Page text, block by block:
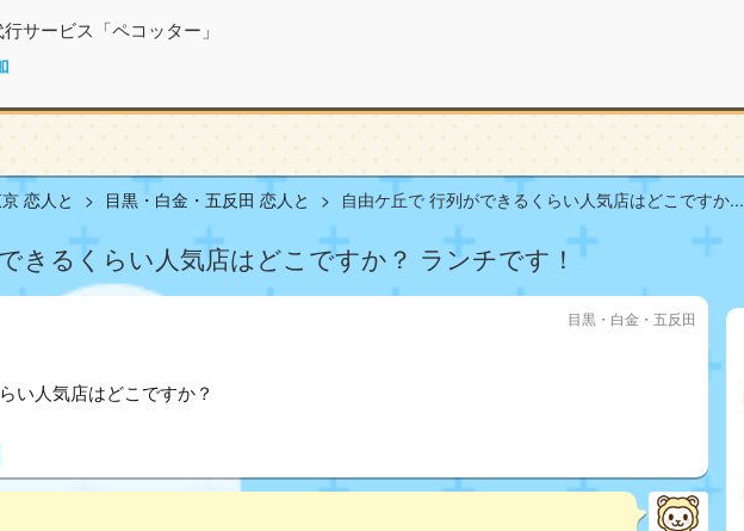
サービス「ペコッター」
恋人と 目黒・白金・五反田 恋人と 自由ケ丘で 行列ができるくらい人気店はどこですか...
きるくらい人気店はどこですか？ ランチです！
目黒・白金・五反田
い人気店はどこですか？